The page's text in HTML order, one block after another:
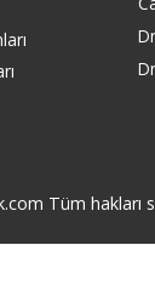
Tüm hakları